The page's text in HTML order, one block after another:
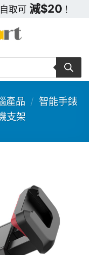
取可 減$20 ！
產品 / 智能手錶
支架